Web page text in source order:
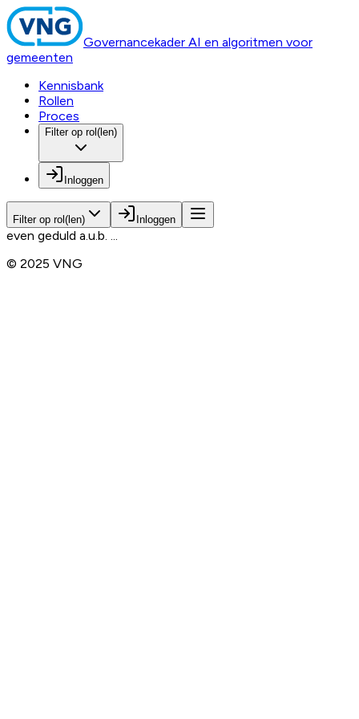
Governancekader AI en algoritmen voor
gemeenten
Kennisbank
Rollen
Proces
Filter op rol(len)
Inloggen
Filter op rol(len) Inloggen
even geduld a.u.b. ...
© 2025 VNG